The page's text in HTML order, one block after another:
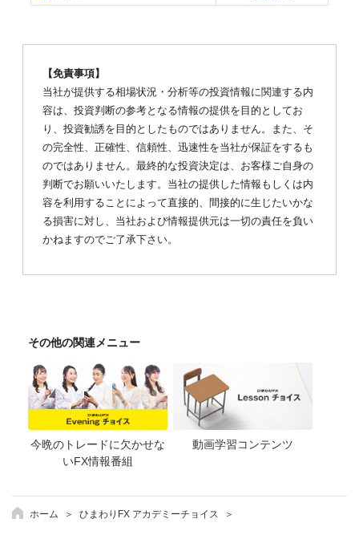
【免責事項】
当社が提供する相場状況・分析等の投資情報に関連する内
容は、投資判断の参考となる情報の提供を目的としてお
り、投資勧誘を目的としたものではありません。また、そ
の完全性、正確性、信頼性、迅速性を当社が保証をするも
のではありません。最終的な投資決定は、お客様ご自身の
判断でお願いいたします。当社の提供した情報もしくは内
容を利用することによって直接的、間接的に生じたいかな
る損害に対し、当社および情報提供元は一切の責任を負い
かねますのでご了承下さい。
その他の関連メニュー
今晩のトレードに欠かせな
いFX情報番組
動画学習コンテンツ
ホーム ひまわりFX アカデミーチョイス